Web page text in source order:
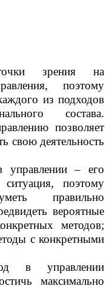
зрения на
поэтому
из подходов
состава.
позволяет
свою деятельность
управлении – его
ситуация, поэтому
правильно
вероятные
методов;
с конкретными
в управлении
максимально